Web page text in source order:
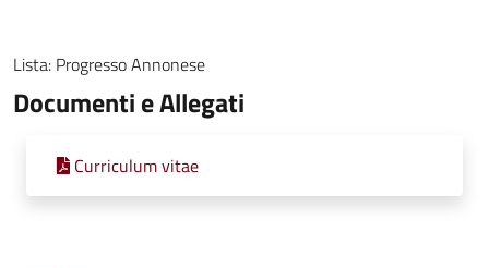
Lista: Progresso Annonese
Documenti e Allegati
Curriculum vitae